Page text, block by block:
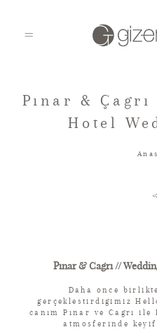
CONTACT
Pınar &
Hotel
Pınar & Cagrı //
Daha once
gerçeklestirdigimiz
canım Pınar ve Cagrı ile
atmosferinde